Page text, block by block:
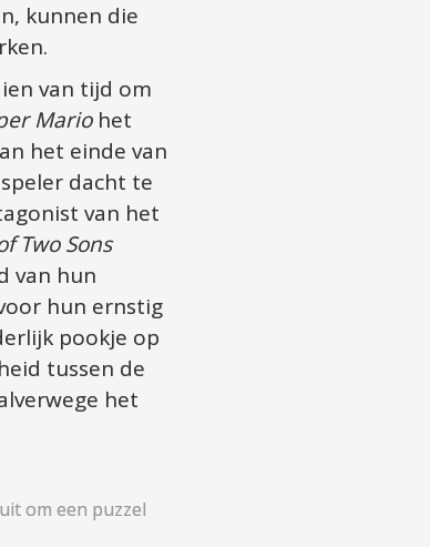
kunnen die
van tijd om
Mario het
het einde van
dacht te
van het
Two Sons
van hun
hun ernstig
pookje op
tussen de
het
om een puzzel